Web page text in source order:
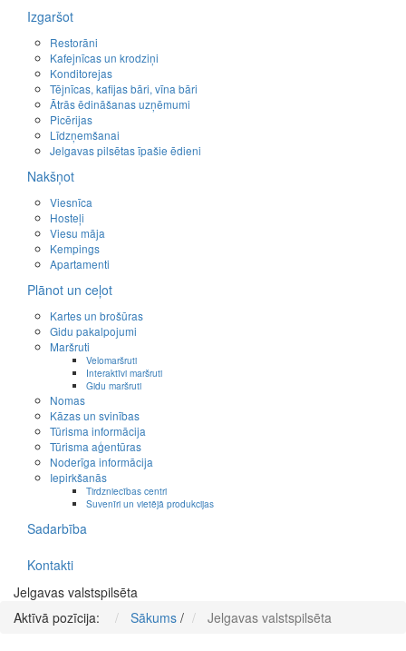
Izgaršot
Restorāni
Kafejnīcas un krodziņi
Konditorejas
Tējnīcas, kafijas bāri, vīna bāri
Ātrās ēdināšanas uzņēmumi
Picērijas
Līdzņemšanai
Jelgavas pilsētas īpašie ēdieni
Nakšņot
Viesnīca
Hosteļi
Viesu māja
Kempings
Apartamenti
Plānot un ceļot
Kartes un brošūras
Gidu pakalpojumi
Maršruti
Velomaršruti
Interaktīvi maršruti
Gidu maršruti
Nomas
Kāzas un svinības
Tūrisma informācija
Tūrisma aģentūras
Noderīga informācija
Iepirkšanās
Tirdzniecības centri
Suvenīri un vietējā produkcijas
Sadarbība
Kontakti
Jelgavas valstspilsēta
Aktīvā pozīcija:
Sākums / Jelgavas valstspilsēta